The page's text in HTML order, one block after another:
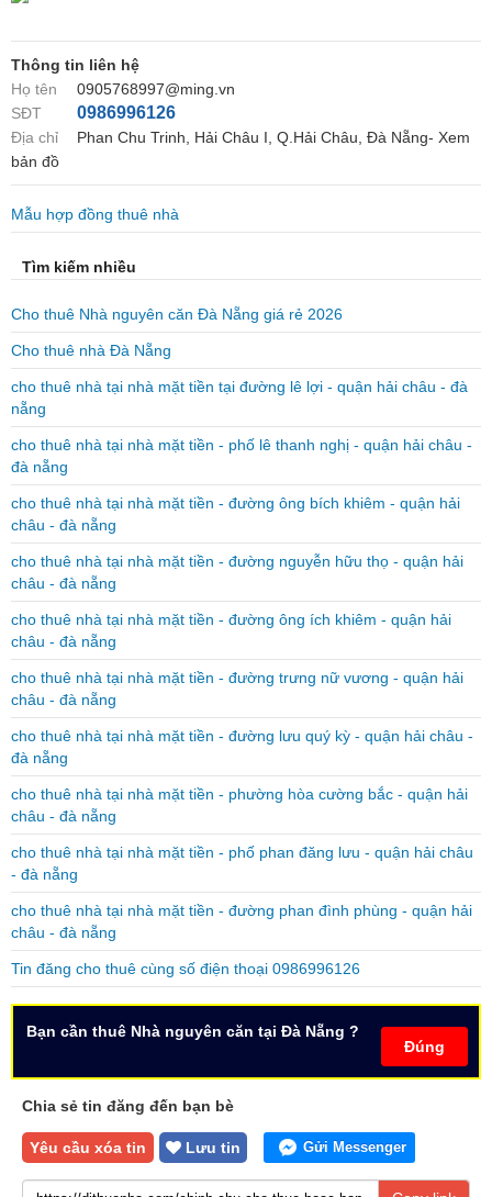
Thông tin liên hệ
Họ tên
0905768997@ming.vn
SĐT
0986996126
Địa chỉ
Phan Chu Trinh, Hải Châu I, Q.Hải Châu, Đà Nẵng- Xem
bản đồ
Mẫu hợp đồng thuê nhà
Tìm kiếm nhiều
Cho thuê Nhà nguyên căn Đà Nẵng giá rẻ 2026
Cho thuê nhà Đà Nẵng
cho thuê nhà tại nhà mặt tiền tại đường lê lợi - quận hải châu - đà
nẵng
cho thuê nhà tại nhà mặt tiền - phố lê thanh nghị - quận hải châu -
đà nẵng
cho thuê nhà tại nhà mặt tiền - đường ông bích khiêm - quận hải
châu - đà nẵng
cho thuê nhà tại nhà mặt tiền - đường nguyễn hữu thọ - quận hải
châu - đà nẵng
cho thuê nhà tại nhà mặt tiền - đường ông ích khiêm - quận hải
châu - đà nẵng
cho thuê nhà tại nhà mặt tiền - đường trưng nữ vương - quận hải
châu - đà nẵng
cho thuê nhà tại nhà mặt tiền - đường lưu quý kỳ - quận hải châu -
đà nẵng
cho thuê nhà tại nhà mặt tiền - phường hòa cường bắc - quận hải
châu - đà nẵng
cho thuê nhà tại nhà mặt tiền - phố phan đăng lưu - quận hải châu
- đà nẵng
cho thuê nhà tại nhà mặt tiền - đường phan đình phùng - quận hải
châu - đà nẵng
Tin đăng cho thuê cùng số điện thoại 0986996126
Đúng
Bạn cần thuê Nhà nguyên căn tại Đà Nẵng ?
Chia sẻ tin đăng đến bạn bè
Yêu cầu xóa tin Lưu tin Gửi Messenger